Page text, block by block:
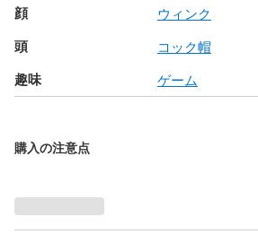
顔 ウィンク
頭 コック帽
趣味 ゲーム
購入の注意点